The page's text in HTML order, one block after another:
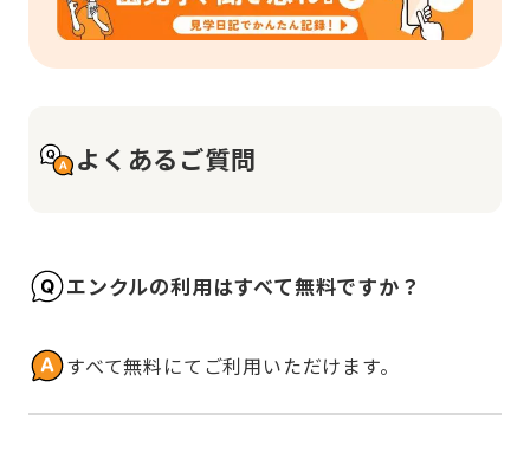
よくあるご質問
エンクルの利用はすべて無料ですか？
すべて無料にてご利用いただけます。